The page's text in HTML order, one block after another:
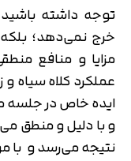
توجه داشته
خرج نمی‌دهد؛
مزایا و منافع
عملکرد کلاه
ایده خاص در جلسه
و با دلیل و منطق
نتیجه می‌رسد و با